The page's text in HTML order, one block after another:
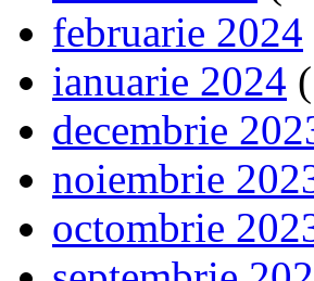
februarie 2024
ianuarie 2024
decembrie
noiembrie
octombrie